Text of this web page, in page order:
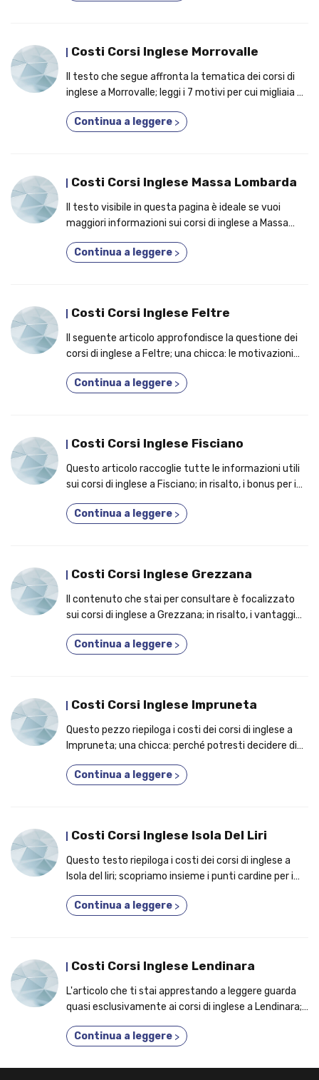
Costi Corsi Inglese Morrovalle
Il testo che segue affronta la tematica dei corsi di
inglese a Morrovalle; leggi i 7 motivi per cui migliaia di
Continua a leggere >
Costi Corsi Inglese Massa Lombarda
Il testo visibile in questa pagina è ideale se vuoi
maggiori informazioni sui corsi di inglese a Massa
dovresti partecipare a un corso accreditato!
Continua a leggere >
Costi Corsi Inglese Feltre
Il seguente articolo approfondisce la questione dei
corsi di inglese a Feltre; una chicca: le motivazioni
Continua a leggere >
Costi Corsi Inglese Fisciano
Questo articolo raccoglie tutte le informazioni utili
sui corsi di inglese a Fisciano; in risalto, i bonus per i
lingua inglese!
Continua a leggere >
Costi Corsi Inglese Grezzana
Il contenuto che stai per consultare è focalizzato
sui corsi di inglese a Grezzana; in risalto, i vantaggi
corso per imparare una lingua in più!
Continua a leggere >
Costi Corsi Inglese Impruneta
Questo pezzo riepiloga i costi dei corsi di inglese a
Impruneta; una chicca: perché potresti decidere di
Continua a leggere >
Costi Corsi Inglese Isola Del Liri
Questo testo riepiloga i costi dei corsi di inglese a
Isola del liri; scopriamo insieme i punti cardine per i
Continua a leggere >
Costi Corsi Inglese Lendinara
L'articolo che ti stai apprestando a leggere guarda
quasi esclusivamente ai corsi di inglese a Lendinara;
aderiscono a un corso di inglese nella tua città!
Continua a leggere >